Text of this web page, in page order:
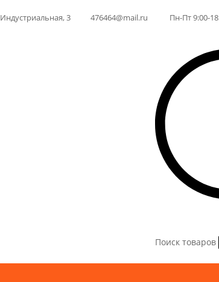
Индустриальная, 3 476464@mail.ru Пн-Пт 9:00-
Поиск товаров